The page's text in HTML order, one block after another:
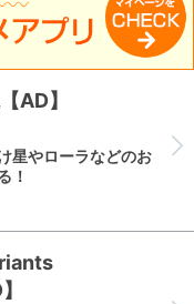
AD】
星やローラなどのお
！